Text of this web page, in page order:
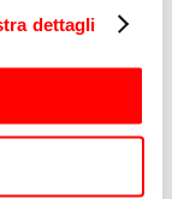
in qualsiasi
facendo clic
dettagli
的个人